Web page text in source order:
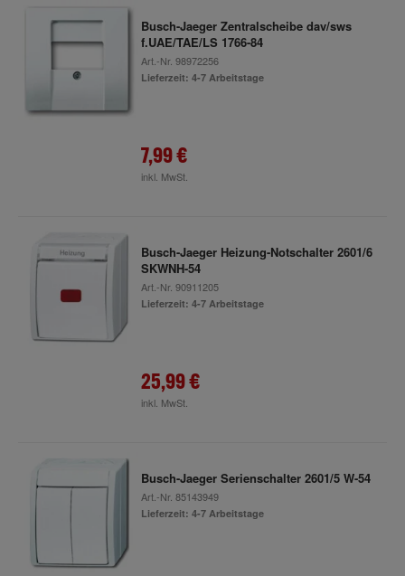
Busch-Jaeger Zentralscheibe dav/sws
f.UAE/TAE/LS 1766-84
Art.-Nr. 98972256
Lieferzeit: 4-7 Arbeitstage
7,99 €
inkl. MwSt.
Busch-Jaeger Heizung-Notschalter 2601/6
SKWNH-54
Art.-Nr. 90911205
Lieferzeit: 4-7 Arbeitstage
25,99 €
inkl. MwSt.
Busch-Jaeger Serienschalter 2601/5 W-54
Art.-Nr. 85143949
Lieferzeit: 4-7 Arbeitstage